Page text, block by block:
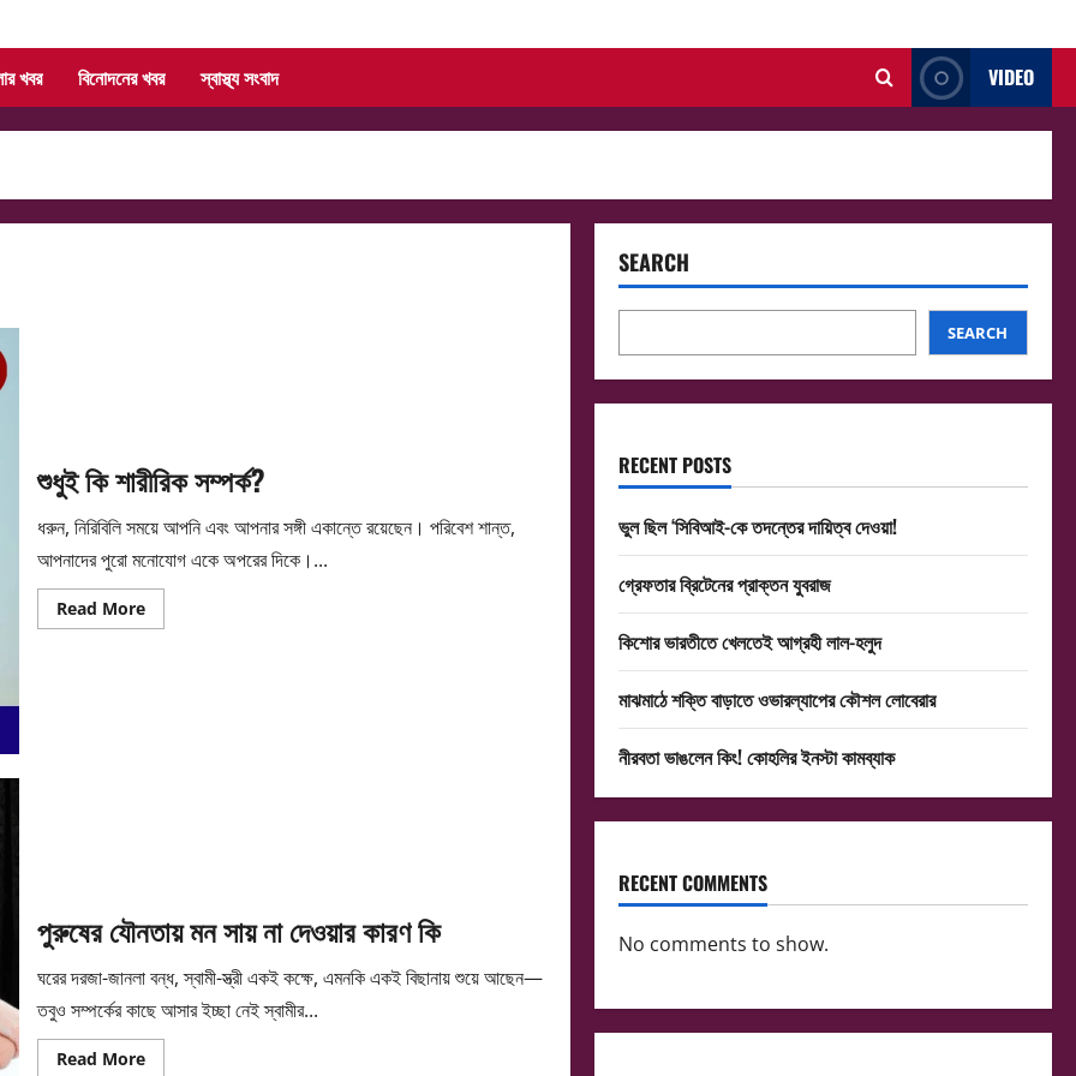
খবর বিনোদনের খবর স্বাস্থ্য সংবাদ VIDEO
শুধুই কি শারীরিক সম্পর্ক?
ধরুন, নিরিবিলি সময়ে আপনি এবং আপনার সঙ্গী একান্তে রয়েছেন। পরিবেশ শান্ত,
আপনাদের পুরো মনোযোগ একে অপরের দিকে।...
Read MoreRead
more
পুরুষের যৌনতায় মন সায় না দেওয়ার কারণ কি
ঘরের দরজা-জানলা বন্ধ, স্বামী-স্ত্রী একই কক্ষে, এমনকি একই বিছানায় শুয়ে আছেন—
তবুও সম্পর্কের কাছে আসার ইচ্ছা নেই স্বামীর...
Read MoreRead
SEARCH
SEARCH
RECENT POSTS
ভুল ছিল ‘সিবিআই-কে তদন্তের দায়িত্ব দেওয়া!
গ্রেফতার ব্রিটেনের প্রাক্তন যুবরাজ
কিশোর ভারতীতে খেলতেই আগ্রহী লাল-হলুদ
মাঝমাঠে শক্তি বাড়াতে ওভারল্যাপের কৌশল লোবেরার
নীরবতা ভাঙলেন কিং! কোহলির ইনস্টা কামব্যাক
RECENT COMMENTS
No comments to show.